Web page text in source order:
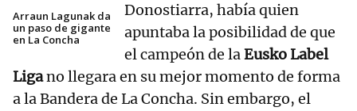
Arraun Lagunak da
un paso de gigante
en La Concha
Donostiarra, había quien
apuntaba la posibilidad de que
el campeón de laEusko Label
Ligano llegara en su mejor momento de forma
a la Bandera de La Concha. Sin embargo, el